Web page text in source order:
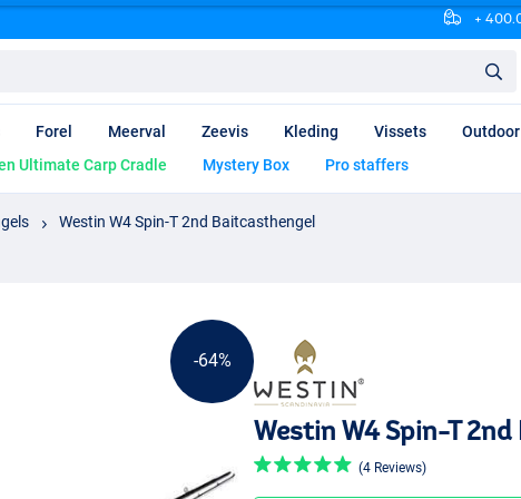
+
Forel Meerval Zeevis Kleding Vissets Outdoor
Ultimate Carp Cradle Mystery Box Pro staffers
Westin W4 Spin-T 2nd Baitcasthengel
-64%
Westin W4 Spin-T
(4 Reviews)